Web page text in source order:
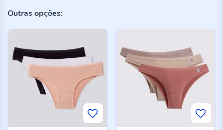
Outras opções: